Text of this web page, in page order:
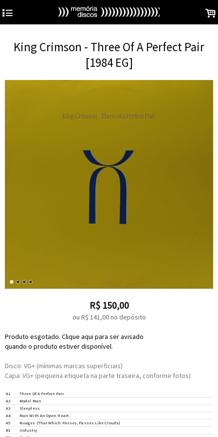
4 .
King Crimson - Three Of A Perfect Pair
[1984 EG]
R$ 150,00
ou R$ 141,00no depósito
Produto esgotado. Clique aqui para ser avisado
quando o produto estiver disponível.
Disco: VG+ (mínimas marcas superficiais)
Capa: VG+ (pequena etiqueta na parte traseira, conforme fotos)
A1
Three Of A Perfect Pair
A2
Model Man
A3
Sleepless
A4
Man With An Open Heart
A5
Nuages (That Which Passes, Passes Like Clouds)
B1
Industry